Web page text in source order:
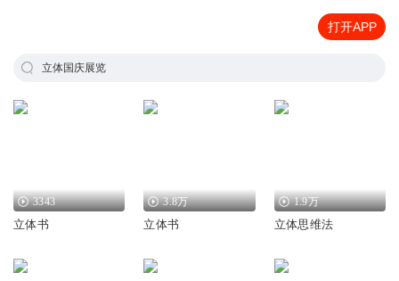
打开APP
立体国庆展览
3343
立体书
3.8万
立体书
1.9万
立体思维法